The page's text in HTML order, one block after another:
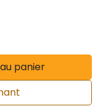
panier